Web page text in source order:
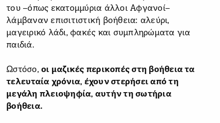
του –όπως εκατομμύρια άλλοι Αφγανοί–
λάμβαναν επισιτιστική βοήθεια: αλεύρι,
μαγειρικό λάδι, φακές και συμπληρώματα για
παιδιά.
Ωστόσο, οι μαζικές περικοπές στη βοήθεια τα
τελευταία χρόνια, έχουν στερήσει από τη
μεγάλη πλειοψηφία, αυτήν τη σωτήρια
βοήθεια.